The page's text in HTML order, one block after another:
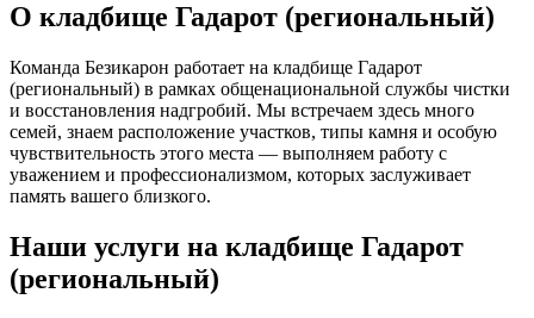
О кладбище Гадарот (региональный)
Команда Безикарон работает на кладбище Гадарот
(региональный) в рамках общенациональной службы чистки
и восстановления надгробий. Мы встречаем здесь много
семей, знаем расположение участков, типы камня и особую
чувствительность этого места — выполняем работу с
уважением и профессионализмом, которых заслуживает
память вашего близкого.
Наши услуги на кладбище Гадарот
(региональный)